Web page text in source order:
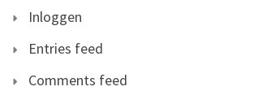
Inloggen
Entries feed
Comments feed